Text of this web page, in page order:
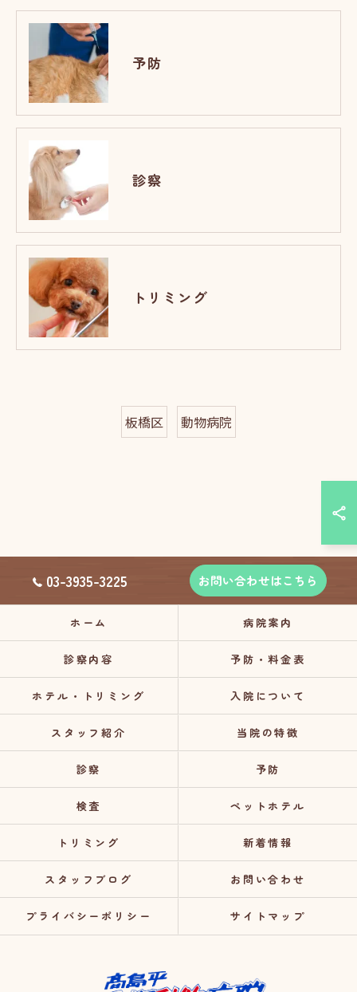
予防
診察
トリミング
板橋区 動物病院
03-3935-3225 お問い合わせはこちら
ホーム 病院案内
診察内容 予防・料金表
ホテル・トリミング 入院について
スタッフ紹介 当院の特徴
診察 予防
検査 ペットホテル
トリミング 新着情報
スタッフブログ お問い合わせ
プライバシーポリシー サイトマップ